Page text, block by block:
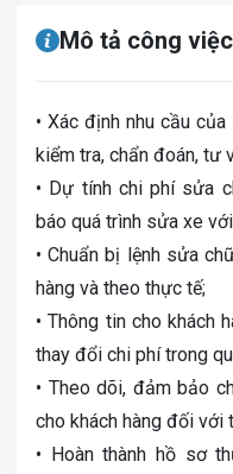
Mô tả công việc
• Xác định nhu cầu
kiểm tra, chẩn đoán, tư
• Dự tính chi phí sửa
báo quá trình sửa xe
• Chuẩn bị lệnh sửa
hàng và theo thực tế;
• Thông tin cho khách
thay đổi chi phí trong
• Theo dõi, đảm bảo
cho khách hàng đối với
• Hoàn thành hồ sơ